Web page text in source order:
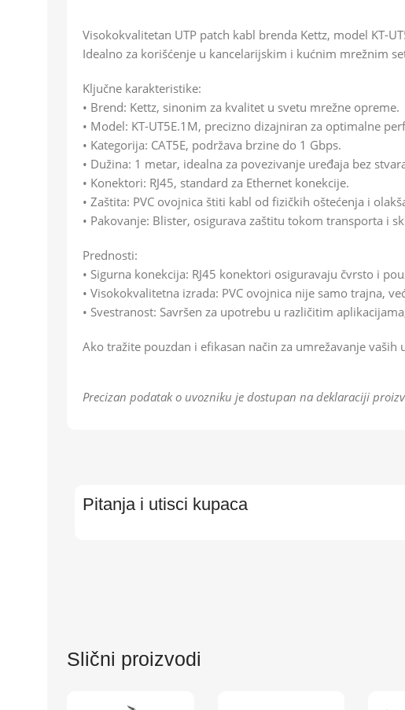
Visokokvalitetan UTP patch kabl brenda Kettz, model KT-
Idealno za korišćenje u kancelarijskim i kućnim mrežnim
Ključne karakteristike:
• Brend: Kettz, sinonim za kvalitet u svetu mrežne opreme.
• Model: KT-UT5E.1M, precizno dizajniran za optimalne
• Kategorija: CAT5E, podržava brzine do 1 Gbps.
• Dužina: 1 metar, idealna za povezivanje uređaja bez
• Konektori: RJ45, standard za Ethernet konekcije.
• Zaštita: PVC ovojnica štiti kabl od fizičkih oštećenja i
• Pakovanje: Blister, osigurava zaštitu tokom transporta i
Prednosti:
• Sigurna konekcija: RJ45 konektori osiguravaju čvrsto i
• Visokokvalitetna izrada: PVC ovojnica nije samo trajna,
• Svestranost: Savršen za upotrebu u različitim
Ako tražite pouzdan i efikasan način za umrežavanje
Precizan podatak o uvozniku je dostupan na deklaraciji
Pitanja i utisci kupaca
Slični proizvodi